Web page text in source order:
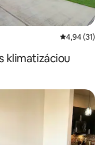
Priemerné
4,94 (31)
klimatizáciou